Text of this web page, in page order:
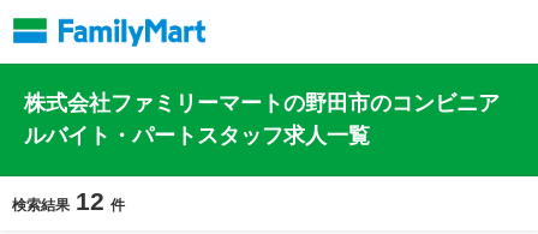
株式会社ファミリーマートの野田市のコンビニア
ルバイト・パートスタッフ求人一覧
検索結果 12 件